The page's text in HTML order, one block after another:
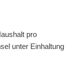
pro
unter Einhaltung